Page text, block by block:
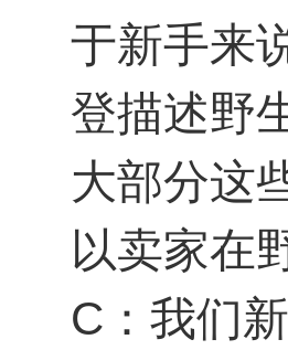
于新手来
登描述野
大部分这
以卖家在
C：我们